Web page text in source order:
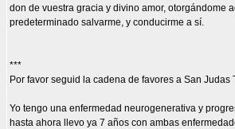
don de vuestra gracia y divino amor, otorgándome
predeterminado salvarme, y conducirme a sí.
***
Por favor seguid la cadena de favores a San
Yo tengo una enfermedad neurogenerativa y
hasta ahora llevo ya 7 años con ambas